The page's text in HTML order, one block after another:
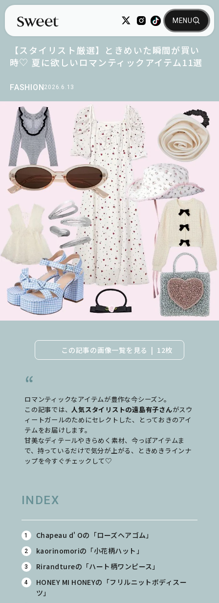
FASHION2026.6.13
【スタイリスト厳選】ときめいた瞬間が買い
時♡ 夏に欲しいロマンティックアイテム11選
この記事の画像一覧を見る 12枚
ロマンティックなアイテムが豊作な今シーズン。
この記事では、人気スタイリストの遠島有子さんがスウ
ィートガールのためにセレクトした、とっておきのアイ
テムをお届けします。
甘美なディテールやきらめく素材、今っぽアイテムま
で、持っているだけで気分が上がる、ときめきラインナ
ップを今すぐチェックして♡
INDEX
Chapeau d' Oの「ローズヘアゴム」
kaorinomoriの「小花柄ハット」
Rirandtureの「ハート柄ワンピース」
HONEY MI HONEYの「フリルニットボディスー
ツ」